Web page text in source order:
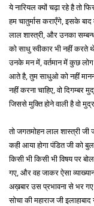
ये नारियल क्यों चढ़ा रहे है तो
हम चातुर्मास कराएँगे, इसके
लाल शास्त्री, और उनका
को साधु स्वीकार भी नहीं करते
उनके मन में, वर्तमान में कुछ
आते है, तुम साधुओ को नहीं
नहीं करना चाहिए, वो दिगम्बर
जिससे मुक्ति होने वाली है वो
तो जगतमोहन लाल शास्त्री जी
कही आया होगा पंडित जी को
किसी भी किसी भी विषय पर
गए, और वह जाकर ऐसा
अख़बार उस प्रभावना से भर गए
सोचा की महाराज जी